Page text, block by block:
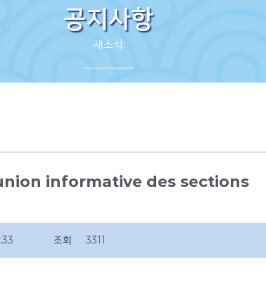
공지사항
새소식
informative des sections
조회 3311